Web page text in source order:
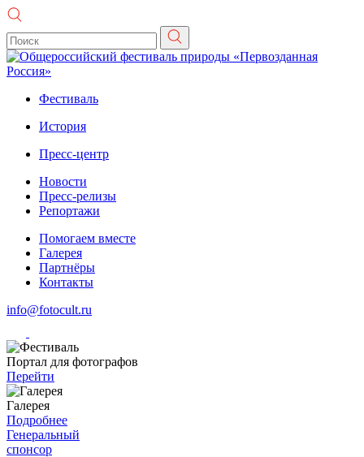
Фестиваль
История
Пресс-центр
Новости
Пресс-релизы
Репортажи
Помогаем вместе
Галерея
Партнёры
Контакты
info@fotocult.ru
Портал для фотографов
Перейти
Галерея
Подробнее
Генеральный
спонсор